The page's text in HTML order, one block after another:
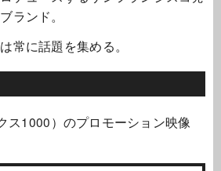
ランド。
常に話題を集める。
ス1000）のプロモーション映像